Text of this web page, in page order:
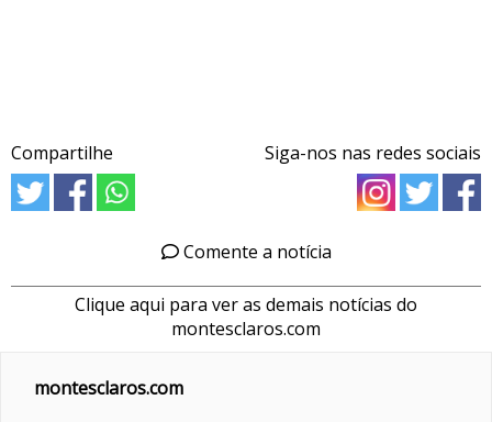
Compartilhe Siga-nos nas redes sociais
Comente a notícia
Clique aqui para ver as demais notícias do
montesclaros.com
montesclaros.com